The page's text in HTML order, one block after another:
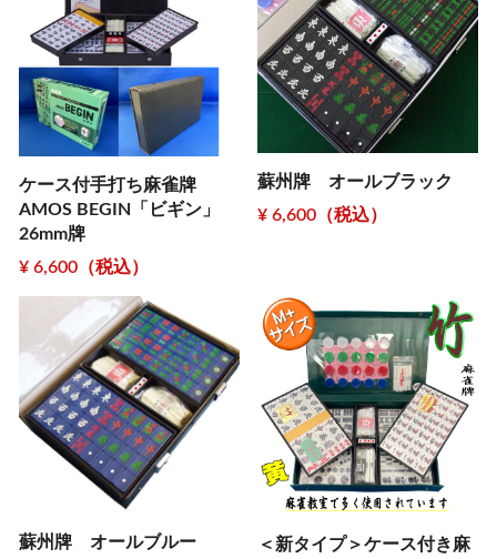
ケース付手打ち麻雀牌
AMOS BEGIN「ビギン」
26mm牌
¥ 6,600（税込）
蘇州牌 オールブラック
¥ 6,600（税込）
蘇州牌 オールブルー
＜新タイプ＞ケース付き麻